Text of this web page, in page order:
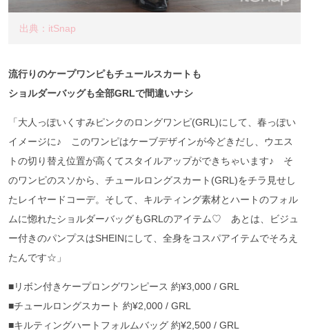
出典：itSnap
流行りのケープワンピもチュールスカートも
ショルダーバッグも全部GRLで間違いナシ
「大人っぽいくすみピンクのロングワンピ(GRL)にして、春っぽい
イメージに♪ このワンピはケーブデザインが今どきだし、ウエス
トの切り替え位置が高くてスタイルアップができちゃいます♪ そ
のワンピのスソから、チュールロングスカート(GRL)をチラ見せし
たレイヤードコーデ。そして、キルティング素材とハートのフォル
ムに惚れたショルダーバッグもGRLのアイテム♡ あとは、ビジュ
ー付きのパンプスはSHEINにして、全身をコスパアイテムでそろえ
たんです☆」
■リボン付きケープロングワンピース 約¥3,000 / GRL
■チュールロングスカート 約¥2,000 / GRL
■キルティングハートフォルムバッグ 約¥2,500 / GRL